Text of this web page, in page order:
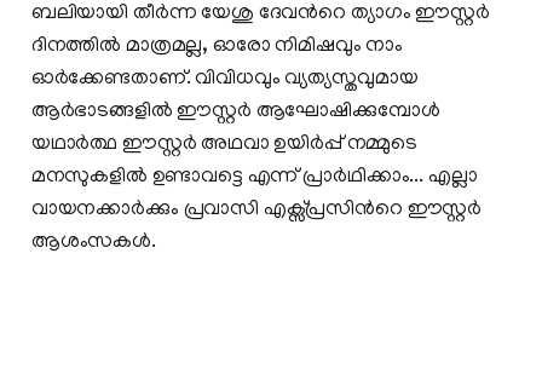
ബലിയായി തീര്‍ന്ന യേശു ദേവന്‍റെ ത്യാഗം ഈസ്റ്റര്‍
ദിനത്തില്‍ മാത്രമല്ല, ഓരോ നിമിഷവും നാം
ഓര്‍ക്കേണ്ടതാണ്. വിവിധവും വ്യത്യസ്തവുമായ
ആര്‍ഭാടങ്ങളില്‍ ഈസ്റ്റര്‍ ആഘോഷിക്കുമ്പോള്‍
യഥാര്‍ത്ഥ ഈസ്റ്റര്‍ അഥവാ ഉയിര്‍പ്പ് നമ്മുടെ
മനസുകളില്‍ ഉണ്ടാവട്ടെ എന്ന് പ്രാര്‍ഥിക്കാം... എല്ലാ
വായനക്കാര്‍ക്കും പ്രവാസി എക്സ്പ്രസിന്‍റെ ഈസ്റ്റര്‍
ആശംസകള്‍.